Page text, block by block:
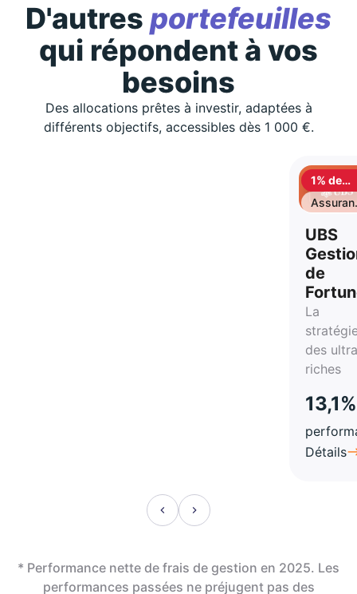
D'autres portefeuilles
qui répondent à vos
besoins
Des allocations prêtes à investir, adaptées à
différents objectifs, accessibles dès 1 000 €.
1% de
UBS
de
La
des
riches
13,1%
Détails
* Performance nette de frais de gestion en 2025. Les
performances passées ne préjugent pas des